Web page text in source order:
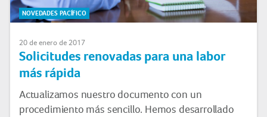
NOVEDADES PACÍFICO
20 de enero de 2017
Solicitudes renovadas para una labor
más rápida
Actualizamos nuestro documento con un
procedimiento más sencillo. Hemos desarrollado